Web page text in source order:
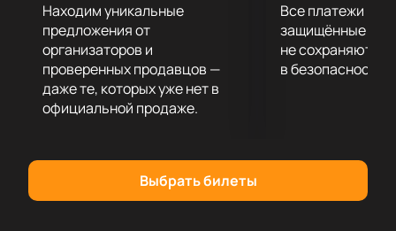
Находим уникальные
предложения от
организаторов и
проверенных продавцов —
даже те, которых уже нет в
официальной продаже.
Все платежи
защищённые
не сохраняются
в безопасности.
Выбрать билеты